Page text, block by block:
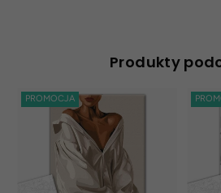
Produkty
PROMOCJA